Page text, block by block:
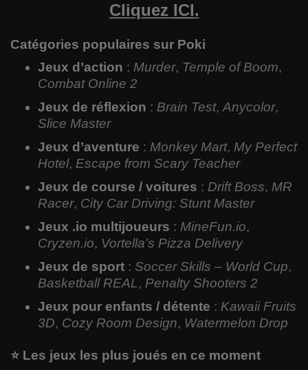
Cliquez ICI.
Catégories populaires sur Poki
Jeux d’action : Murder, Temple of Boom,
Combat Online 2
Jeux de réflexion : Brain Test,Anycolor,
Slice Master
Jeux d’aventure : Monkey Mart, My Perfect
Hotel, Escape from Scary Teacher
Jeux de course / voitures : Drift Boss, MR
Racer, City Car Driving: Stunt Master
Jeux .io multijoueurs : MineFun.io,
Cryzen.io, Vortella’s Pizza Delivery
Jeux de sport : Soccer Skills – World Cup,
Basketball REAL, Penalty Shooters 2
Jeux pour enfants / détente : Kawaii Fruits
3D, Cozy Room Design, Watermelon Drop
⭐ Les jeux les plus joués en ce moment